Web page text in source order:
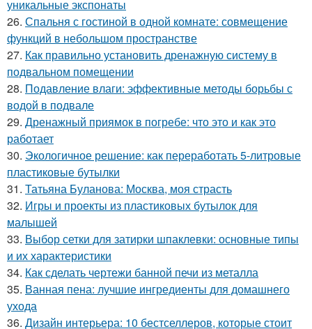
уникальные экспонаты
26. Спальня с гостиной в одной комнате: совмещение
функций в небольшом пространстве
27. Как правильно установить дренажную систему в
подвальном помещении
28. Подавление влаги: эффективные методы борьбы с
водой в подвале
29. Дренажный приямок в погребе: что это и как это
работает
30. Экологичное решение: как переработать 5-литровые
пластиковые бутылки
31. Татьяна Буланова: Москва, моя страсть
32. Игры и проекты из пластиковых бутылок для
малышей
33. Выбор сетки для затирки шпаклевки: основные типы
и их характеристики
34. Как сделать чертежи банной печи из металла
35. Ванная пена: лучшие ингредиенты для домашнего
ухода
36. Дизайн интерьера: 10 бестселлеров, которые стоит